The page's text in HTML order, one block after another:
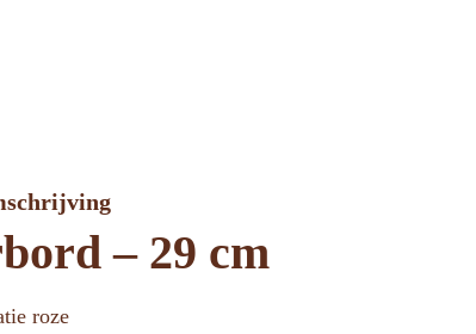
– 29 cm
roze